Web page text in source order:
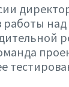
работы